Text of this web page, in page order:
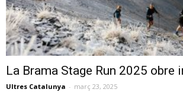
La Brama Stage Run 2025 obre
Ultres Catalunya - març 23, 2025